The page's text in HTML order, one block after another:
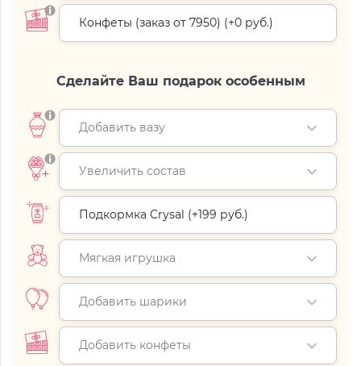
Конфеты (заказ от 7950) (+0 руб.)
Сделайте Ваш подарок особенным
Добавить вазу
Увеличить состав
Подкормка Crysal (+199 руб.)
Мягкая игрушка
Добавить шарики
Добавить конфеты